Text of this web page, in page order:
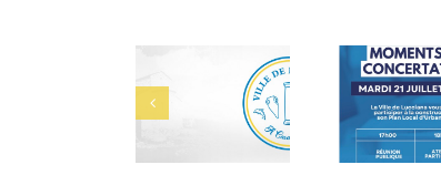
PLU : Moments
de concertation